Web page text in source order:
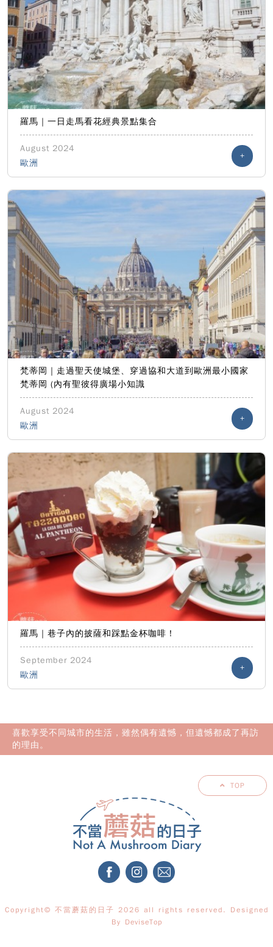
羅馬｜一日走馬看花經典景點集合
August 2024
歐洲
+
梵蒂岡｜走過聖天使城堡、穿過協和大道到歐洲最小國家
梵蒂岡 (內有聖彼得廣場小知識
August 2024
歐洲
+
羅馬｜巷子內的披薩和踩點金杯咖啡！
September 2024
歐洲
+
喜歡享受不同城市的生活，雖然偶有遺憾，但遺憾都成了再訪
的理由。
TOP
Copyright© 不當蘑菇的日子 2026 all rights reserved. Designed
By DeviseTop